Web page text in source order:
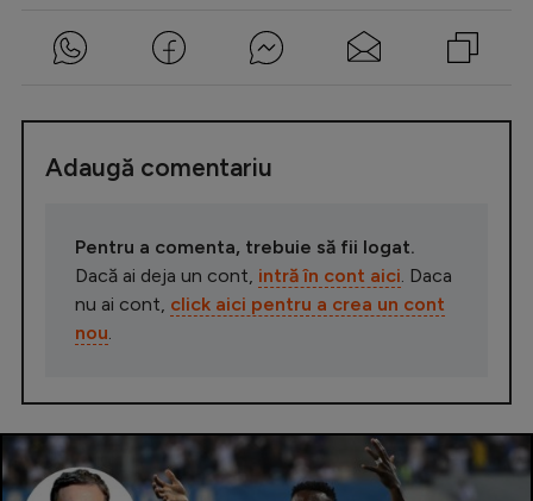
Adaugă comentariu
Pentru a comenta, trebuie să fii logat.
Dacă ai deja un cont, intră în cont aici. Daca
nu ai cont, click aici pentru a crea un cont
nou.